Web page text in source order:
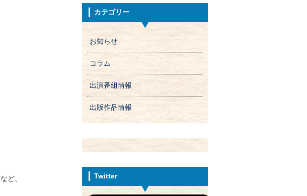
ど、
カテゴリー
お知らせ
コラム
出演番組情報
出版作品情報
Twitter